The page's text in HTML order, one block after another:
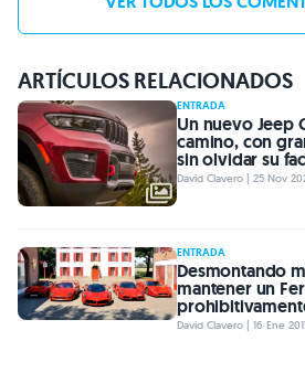
ARTÍCULOS RELACIONADOS
ENTRADA
Un nuevo Jeep
camino, con
sin olvidar su
David Clavero | 25 Nov
ENTRADA
Desmontando
mantener un
David Clavero | 16 Ene